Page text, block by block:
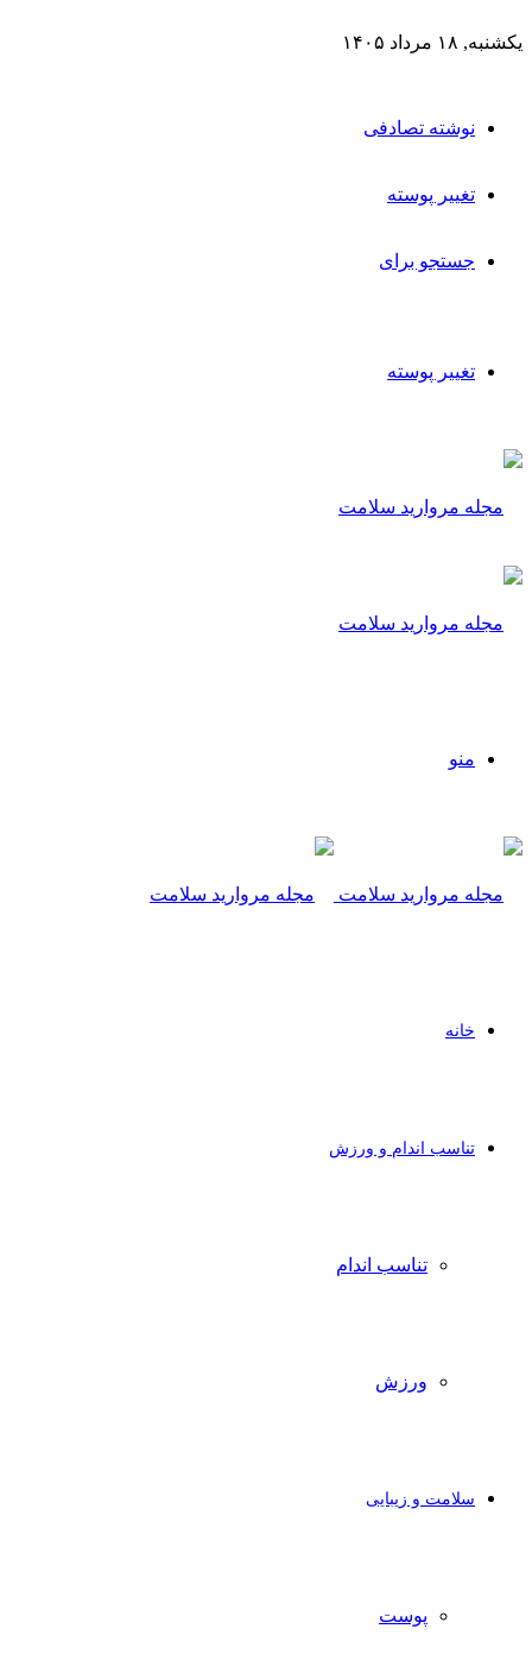
یکشنبه, ۱۸ مرداد ۱۴۰۵
نوشته تصادفی
تغییر پوسته
جستجو برای
تغییر پوسته
منو
خانه
تناسب اندام و ورزش
تناسب اندام
ورزش
سلامت و زیبایی
پوست